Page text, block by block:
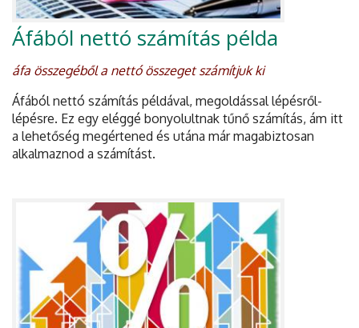
Áfából nettó számítás példa
áfa összegéből a nettó összeget számítjuk ki
Áfából nettó számítás példával, megoldással lépésről-
lépésre. Ez egy eléggé bonyolultnak tűnő számítás, ám itt
a lehetőség megértened és utána már magabiztosan
alkalmaznod a számítást.